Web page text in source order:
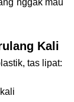
nggak mau
Kali
tas lipat: